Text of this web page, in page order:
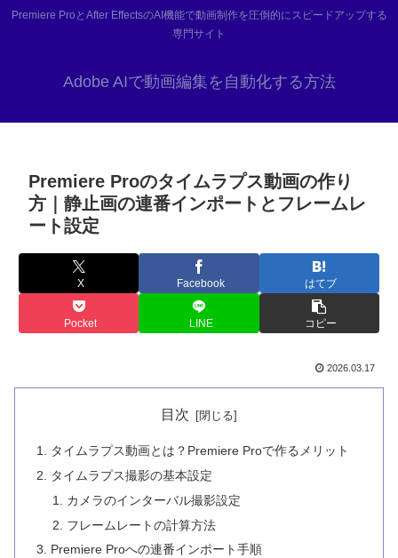
Premiere ProとAfter EffectsのAI機能で動画制作を圧倒的にスピードアップする
専門サイト
Adobe AIで動画編集を自動化する方法
Premiere Proのタイムラプス動画の作り
方｜静止画の連番インポートとフレームレ
ート設定
X Facebook はてブ
Pocket LINE コピー
2026.03.17
目次
タイムラプス動画とは？Premiere Proで作るメリット
タイムラプス撮影の基本設定
カメラのインターバル撮影設定
フレームレートの計算方法
Premiere Proへの連番インポート手順